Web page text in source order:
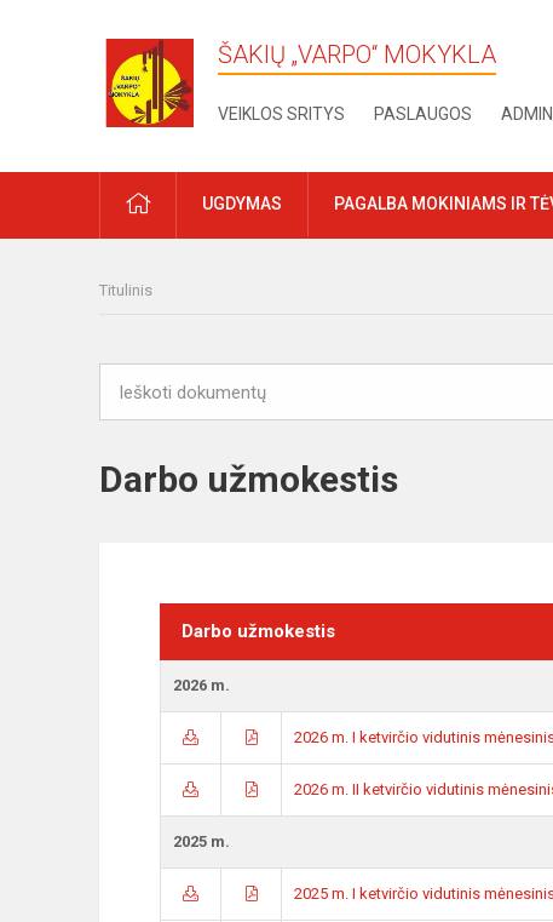
ŠAKIŲ „VARPO“ MOKYKLA
VEIKLOS SRITYS PASLAUGOS
PRADŽIAUGDYMAS PAGALBA MOKINIAMS IR
Titulinis
Darbo užmokestis
Darbo užmokestis
2026 m.
2026 m. I ketvirčio vidutinis
2026 m. II ketvirčio vidutinis
2025 m.
2025 m. I ketvirčio vidutinis